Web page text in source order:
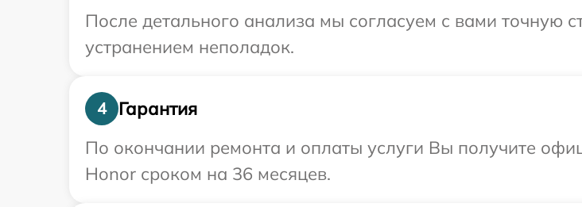
После детального анализа мы согласуем с вами точную
устранением неполадок.
4
Гарантия
По окончании ремонта и оплаты услуги Вы получите
Honor сроком на 36 месяцев.